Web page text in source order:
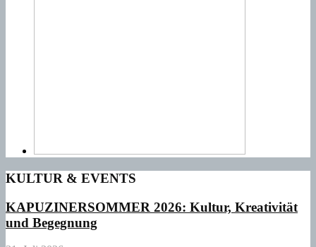
KULTUR & EVENTS
KAPUZINERSOMMER 2026: Kultur, Kreativität
und Begegnung